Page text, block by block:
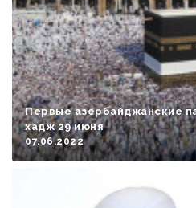
Первые азербайджанские
хадж 29 июня
07.06.2022